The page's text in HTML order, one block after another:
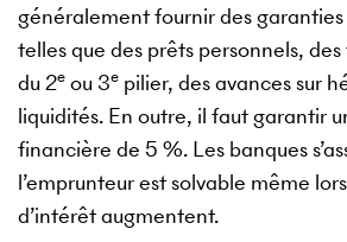
généralement fournir des
telles que des prêts personnels,
du 2e ou 3e pilier, des avances sur
liquidités. En outre, il faut garantir
financière de 5 %. Les banques
l’emprunteur est solvable même
d’intérêt augmentent.